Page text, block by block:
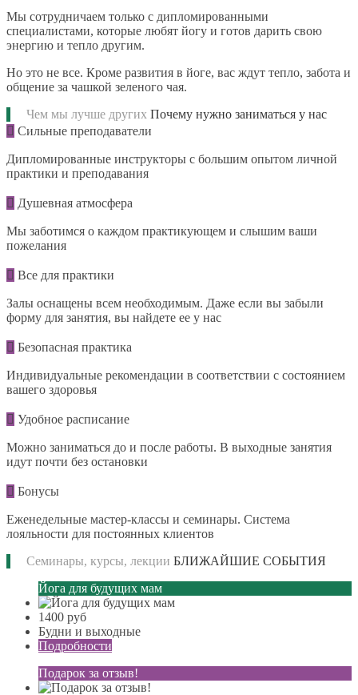
Мы сотрудничаем только с дипломированными
специалистами, которые любят йогу и готов дарить свою
энергию и тепло другим.
Но это не все. Кроме развития в йоге, вас ждут тепло, забота и
общение за чашкой зеленого чая.
Чем мы лучше других Почему нужно заниматься у нас
Сильные преподаватели
Дипломированные инструкторы с большим опытом личной
практики и преподавания
Душевная атмосфера
Мы заботимся о каждом практикующем и слышим ваши
пожелания
Все для практики
Залы оснащены всем необходимым. Даже если вы забыли
форму для занятия, вы найдете ее у нас
Безопасная практика
Индивидуальные рекомендации в соответствии с состоянием
вашего здоровья
Удобное расписание
Можно заниматься до и после работы. В выходные занятия
идут почти без остановки
Бонусы
Еженедельные мастер-классы и семинары. Система
лояльности для постоянных клиентов
Семинары, курсы, лекции БЛИЖАЙШИЕ СОБЫТИЯ
Йога для будущих мам
1400 руб
Будни и выходные
Подробности
Подарок за отзыв!